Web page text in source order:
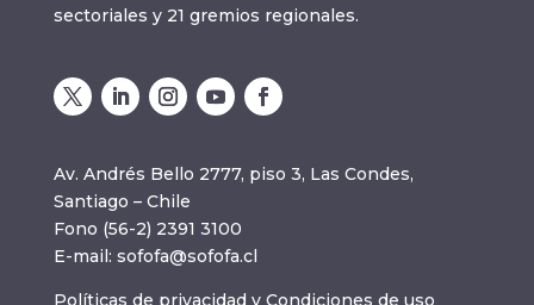
sectoriales y 21 gremios regionales.
Av. Andrés Bello 2777, piso 3, Las Condes,
Santiago – Chile
Fono (56-2) 2391 3100
E-mail: sofofa@sofofa.cl
Políticas de privacidad y Condiciones de uso